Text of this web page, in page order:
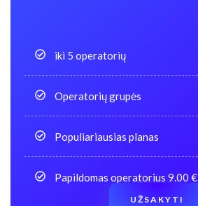
iki 5 operatorių
Operatorių grupės
Populiariausias planas
Papildomas operatorius 9.00 €
UŽSAKYTI